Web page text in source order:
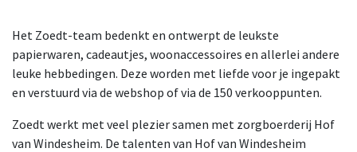
Het Zoedt-team bedenkt en ontwerpt de leukste
papierwaren, cadeautjes, woonaccessoires en allerlei andere
leuke hebbedingen. Deze worden met liefde voor je ingepakt
en verstuurd via de webshop of via de 150 verkooppunten.
Zoedt werkt met veel plezier samen met zorgboerderij Hof
van Windesheim. De talenten van Hof van Windesheim